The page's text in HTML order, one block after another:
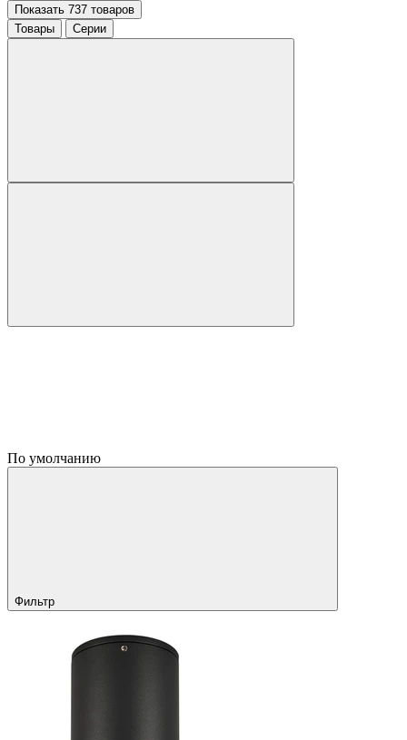
Показать 737 товаров
Товары
Серии
По умолчанию
Фильтр